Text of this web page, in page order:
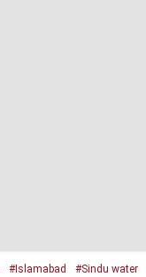
#Islamabad #Sindu water